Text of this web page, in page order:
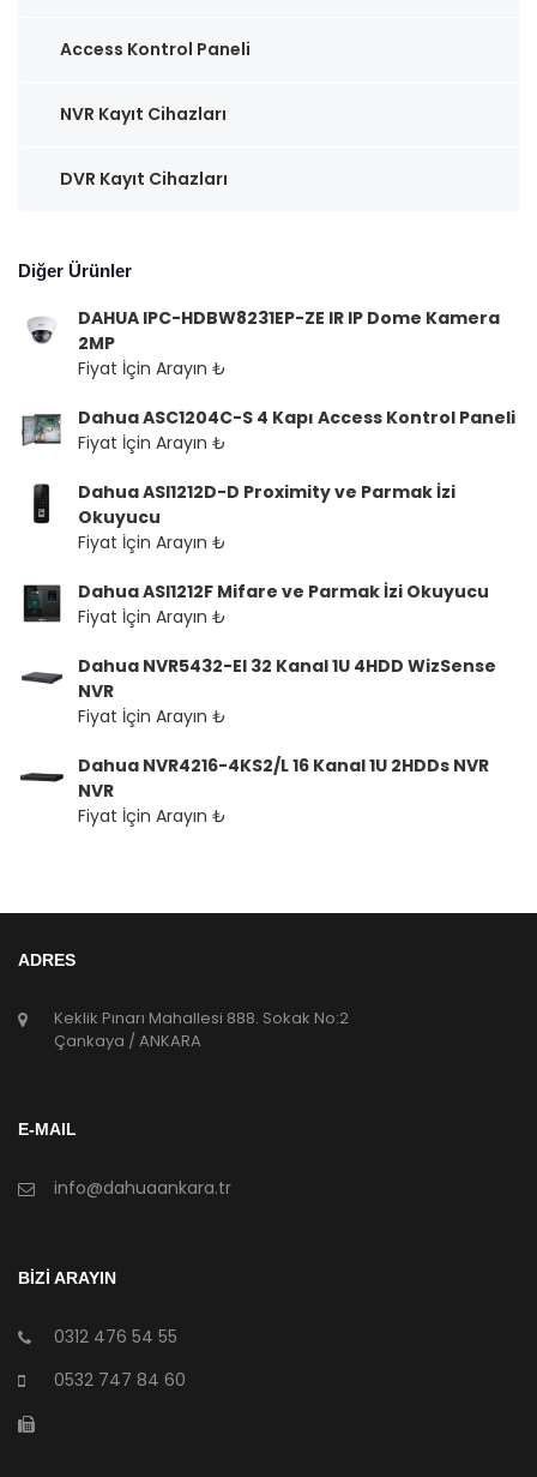
Access Kontrol Paneli
NVR Kayıt Cihazları
DVR Kayıt Cihazları
Diğer Ürünler
DAHUA IPC-HDBW8231EP-ZE IR IP Dome Kamera
2MP
Fiyat İçin Arayın ₺
Dahua ASC1204C-S 4 Kapı Access Kontrol Paneli
Fiyat İçin Arayın ₺
Dahua ASI1212D-D Proximity ve Parmak İzi
Okuyucu
Fiyat İçin Arayın ₺
Dahua ASI1212F Mifare ve Parmak İzi Okuyucu
Fiyat İçin Arayın ₺
Dahua NVR5432-EI 32 Kanal 1U 4HDD WizSense
NVR
Fiyat İçin Arayın ₺
Dahua NVR4216-4KS2/L 16 Kanal 1U 2HDDs NVR
NVR
Fiyat İçin Arayın ₺
ADRES
Keklik Pınarı Mahallesi 888. Sokak No:2
Çankaya / ANKARA
E-MAIL
info@dahuaankara.tr
BİZİ ARAYIN
0312 476 54 55
0532 747 84 60